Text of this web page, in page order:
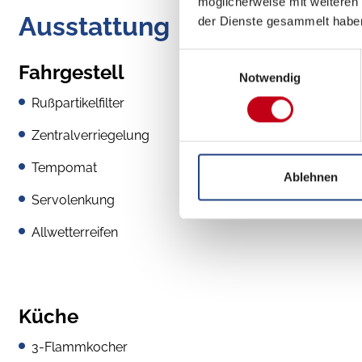
der Dienste gesammelt
Notwendig
Ablehnen
Ausstattung
Fahrgestell
Rußpartikelfilter
Zentralverriegelung
Tempomat
Servolenkung
Allwetterreifen
Küche
3-Flammkocher